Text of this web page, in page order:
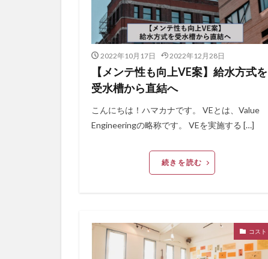
2022年10月17日 2022年12月28日
【メンテ性も向上VE案】給水方式を
受水槽から直結へ
こんにちは！ハマカナです。 VEとは、Value
Engineeringの略称です。 VEを実施する […]
続きを読む
コスト